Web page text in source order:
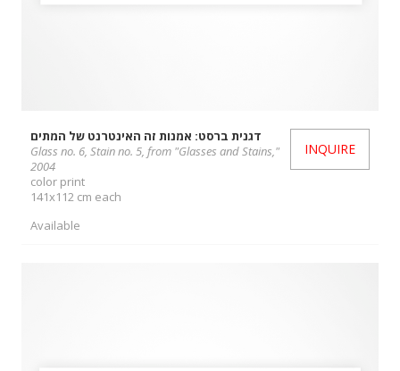
דגנית ברסט: אמנות זה האינטרנט של המתים
Glass no. 6, Stain no. 5, from "Glasses and Stains,"
2004
color print
141x112 cm each
Available
INQUIRE